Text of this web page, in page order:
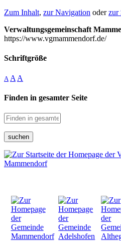
Zum Inhalt, zur Navigation oderzur
Verwaltungsgemeinschaft
https://www.vgmammendorf.de/
Schriftgröße
A A A
Finden in gesamter Seite
suchen